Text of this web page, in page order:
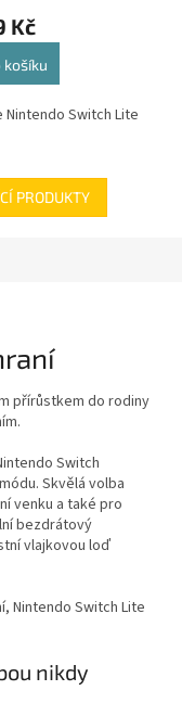
Kč
košíku
Nintendo Switch Lite
PRODUKTY
přírůstkem do rodiny
Switch
Skvělá volba
venku a také pro
bezdrátový
vlajkovou loď
Nintendo Switch Lite
nikdy